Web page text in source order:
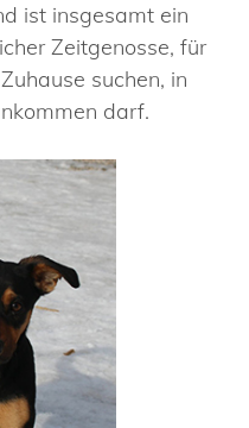
ist insgesamt ein
Zeitgenosse, für
suchen, in
darf.